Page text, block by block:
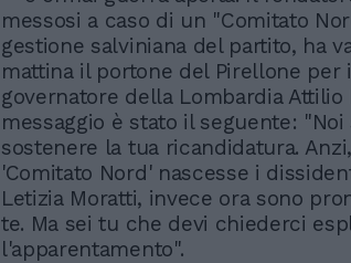
messosi a caso di un "Comitato
gestione salviniana del partito, ha
mattina il portone del Pirellone per
governatore della Lombardia Attilio
messaggio è stato il seguente:
sostenere la tua ricandidatura.
'Comitato Nord' nascesse i
Letizia Moratti, invece ora sono
te. Ma sei tu che devi chiederci
l'apparentamento".
Rudy